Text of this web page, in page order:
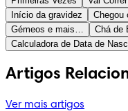
Início da gravidez
Chegou
Gémeos e mais…
Chá de
Calculadora de Data de
Artigos
Ver mais artigos